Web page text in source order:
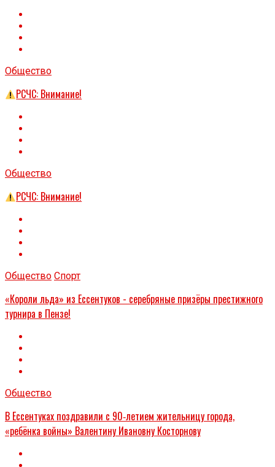
Общество
РСЧС: Внимание!
Общество
РСЧС: Внимание!
Общество Спорт
«Короли льда» из Ессентуков - серебряные призёры престижного
турнира в Пензе!
Общество
В Ессентуках поздравили с 90‑летием жительницу города,
«ребёнка войны» Валентину Ивановну Косторнову